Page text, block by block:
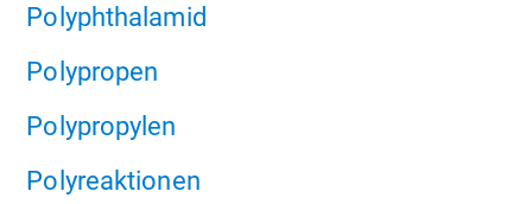
Polyphthalamid
Polypropen
Polypropylen
Polyreaktionen